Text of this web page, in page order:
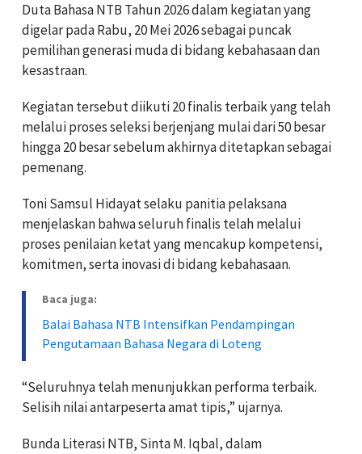
Duta Bahasa NTB Tahun 2026 dalam kegiatan yang
digelar pada Rabu, 20 Mei 2026 sebagai puncak
pemilihan generasi muda di bidang kebahasaan dan
kesastraan.
Kegiatan tersebut diikuti 20 finalis terbaik yang telah
melalui proses seleksi berjenjang mulai dari 50 besar
hingga 20 besar sebelum akhirnya ditetapkan sebagai
pemenang.
Toni Samsul Hidayat selaku panitia pelaksana
menjelaskan bahwa seluruh finalis telah melalui
proses penilaian ketat yang mencakup kompetensi,
komitmen, serta inovasi di bidang kebahasaan.
Baca juga:
Balai Bahasa NTB Intensifkan Pendampingan
Pengutamaan Bahasa Negara di Loteng
“Seluruhnya telah menunjukkan performa terbaik.
Selisih nilai antarpeserta amat tipis,” ujarnya.
Bunda Literasi NTB, Sinta M. Iqbal, dalam